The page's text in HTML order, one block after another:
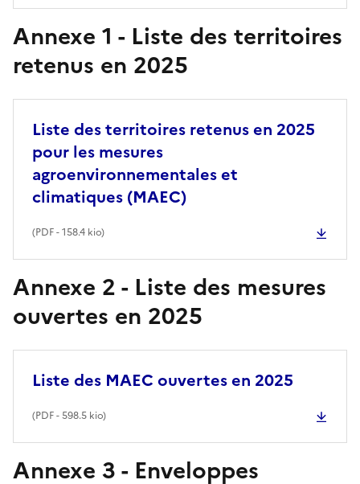
Annexe 1 - Liste des territoires
retenus en 2025
Liste des territoires retenus en 2025
pour les mesures
agroenvironnementales et
climatiques (MAEC)
(PDF- 158.4 kio)
Annexe 2 - Liste des mesures
ouvertes en 2025
Liste des MAEC ouvertes en 2025
(PDF- 598.5 kio)
Annexe 3 - Enveloppes